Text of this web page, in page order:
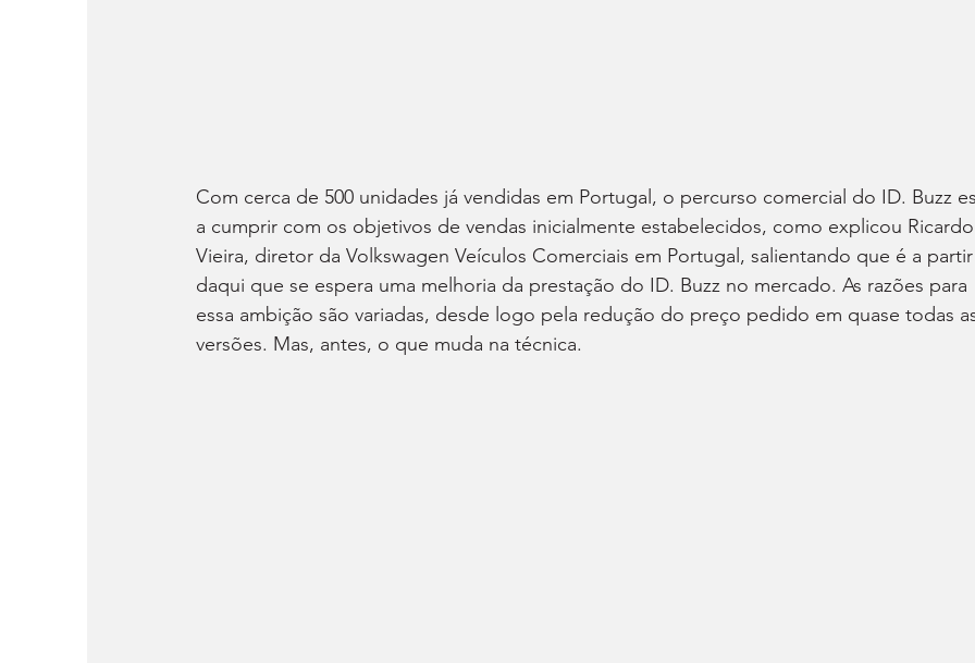
Com cerca de 500 unidades já vendidas em Portugal, o percurso comercial do ID. Buzz
a cumprir com os objetivos de vendas inicialmente estabelecidos, como explicou Ricardo
Vieira, diretor da Volkswagen Veículos Comerciais em Portugal, salientando que é a partir
daqui que se espera uma melhoria da prestação do ID. Buzz no mercado. As razões para
essa ambição são variadas, desde logo pela redução do preço pedido em quase todas
versões. Mas, antes, o que muda na técnica.